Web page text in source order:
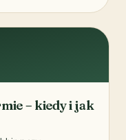
– kiedy i jak